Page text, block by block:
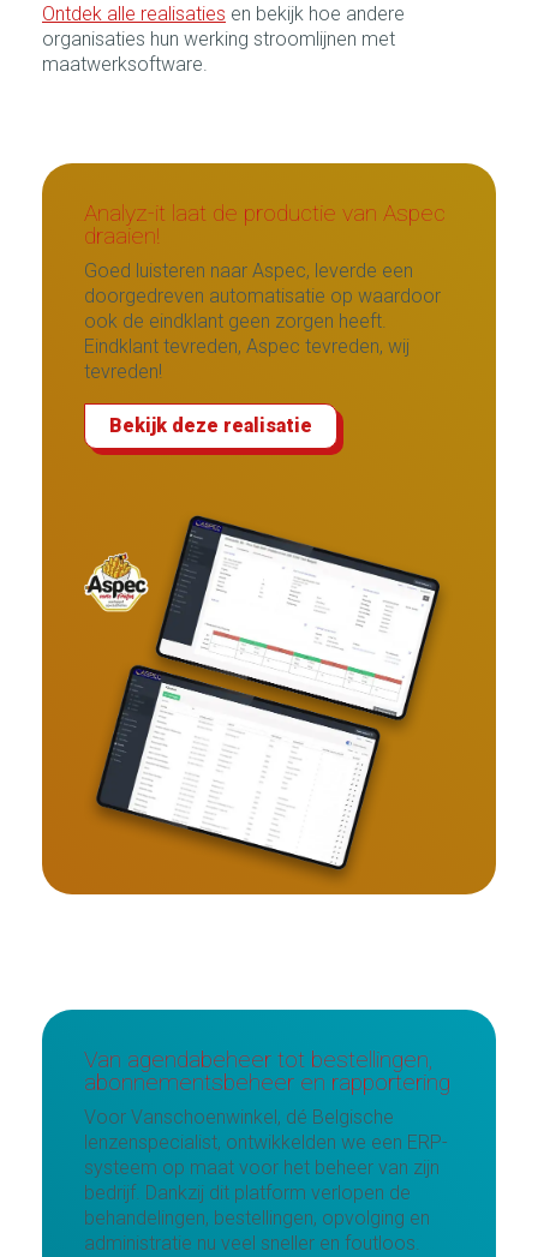
Ontdek alle realisaties en bekijk hoe andere
organisaties hun werking stroomlijnen met
maatwerksoftware.
Analyz-it laat de productie van Aspec
draaien!
Goed luisteren naar Aspec, leverde een
doorgedreven automatisatie op waardoor
ook de eindklant geen zorgen heeft.
Eindklant tevreden, Aspec tevreden, wij
tevreden!
Bekijk deze realisatie
Van agendabeheer tot bestellingen,
abonnementsbeheer en rapportering
Voor Vanschoenwinkel, dé Belgische
lenzenspecialist, ontwikkelden we een ERP-
systeem op maat voor het beheer van zijn
bedrijf. Dankzij dit platform verlopen de
behandelingen, bestellingen, opvolging en
administratie nu veel sneller en foutloos.